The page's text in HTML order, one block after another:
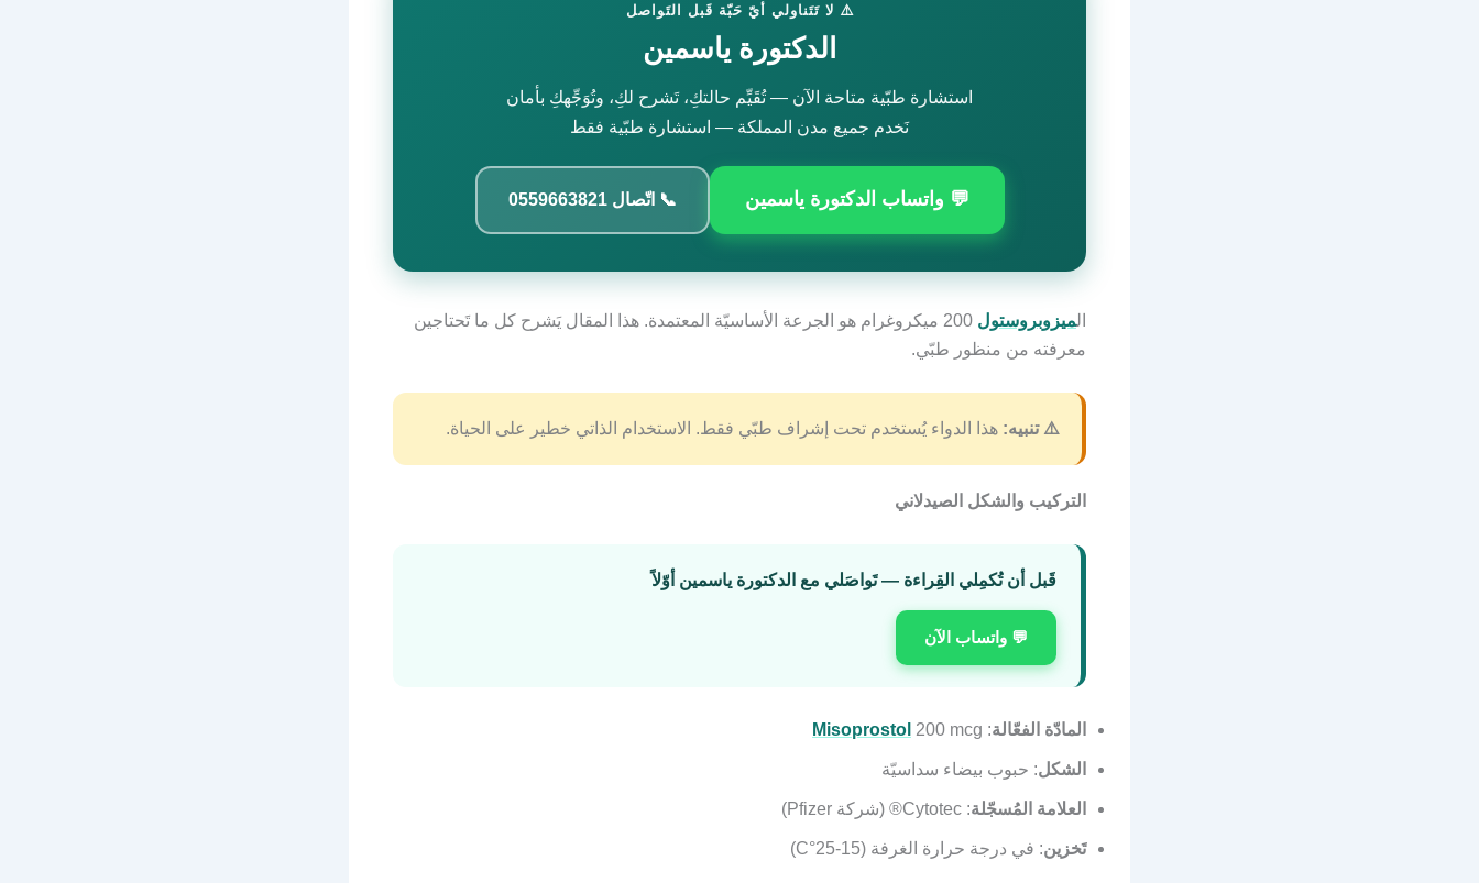
⚠️ لا تَتَناولي أيّ حَبّة قَبل التَواصل
الدكتورة ياسمين
استشارة طبّية متاحة الآن — تُقَيِّم حالتكِ، تَشرح لكِ، وتُوَجِّهكِ بأمان
نَخدم جميع مدن المملكة — استشارة طبّية فقط
💬 واتساب الدكتورة ياسمين 📞 اتّصال 0559663821
الميزوبروستول
200 ميكروغرام هو الجرعة الأساسيّة المعتمدة. هذا المقال يَشرح كل ما تَحتاجين
معرفته من منظور طبّي.
⚠️ تنبيه: هذا الدواء يُستخدم تحت إشراف طبّي فقط. الاستخدام الذاتي خطير على الحياة.
التركيب والشكل الصيدلاني
قَبل أن تُكمِلي القِراءة — تَواصَلي مع الدكتورة ياسمين أوّلاً
💬 واتساب الآن
المادّة الفعّالة:
Misoprostol 200 mcg
الشكل: حبوب بيضاء سداسيّة
العلامة المُسجّلة: Cytotec® (شركة Pfizer)
تَخزين: في درجة حرارة الغرفة (15-25°C)